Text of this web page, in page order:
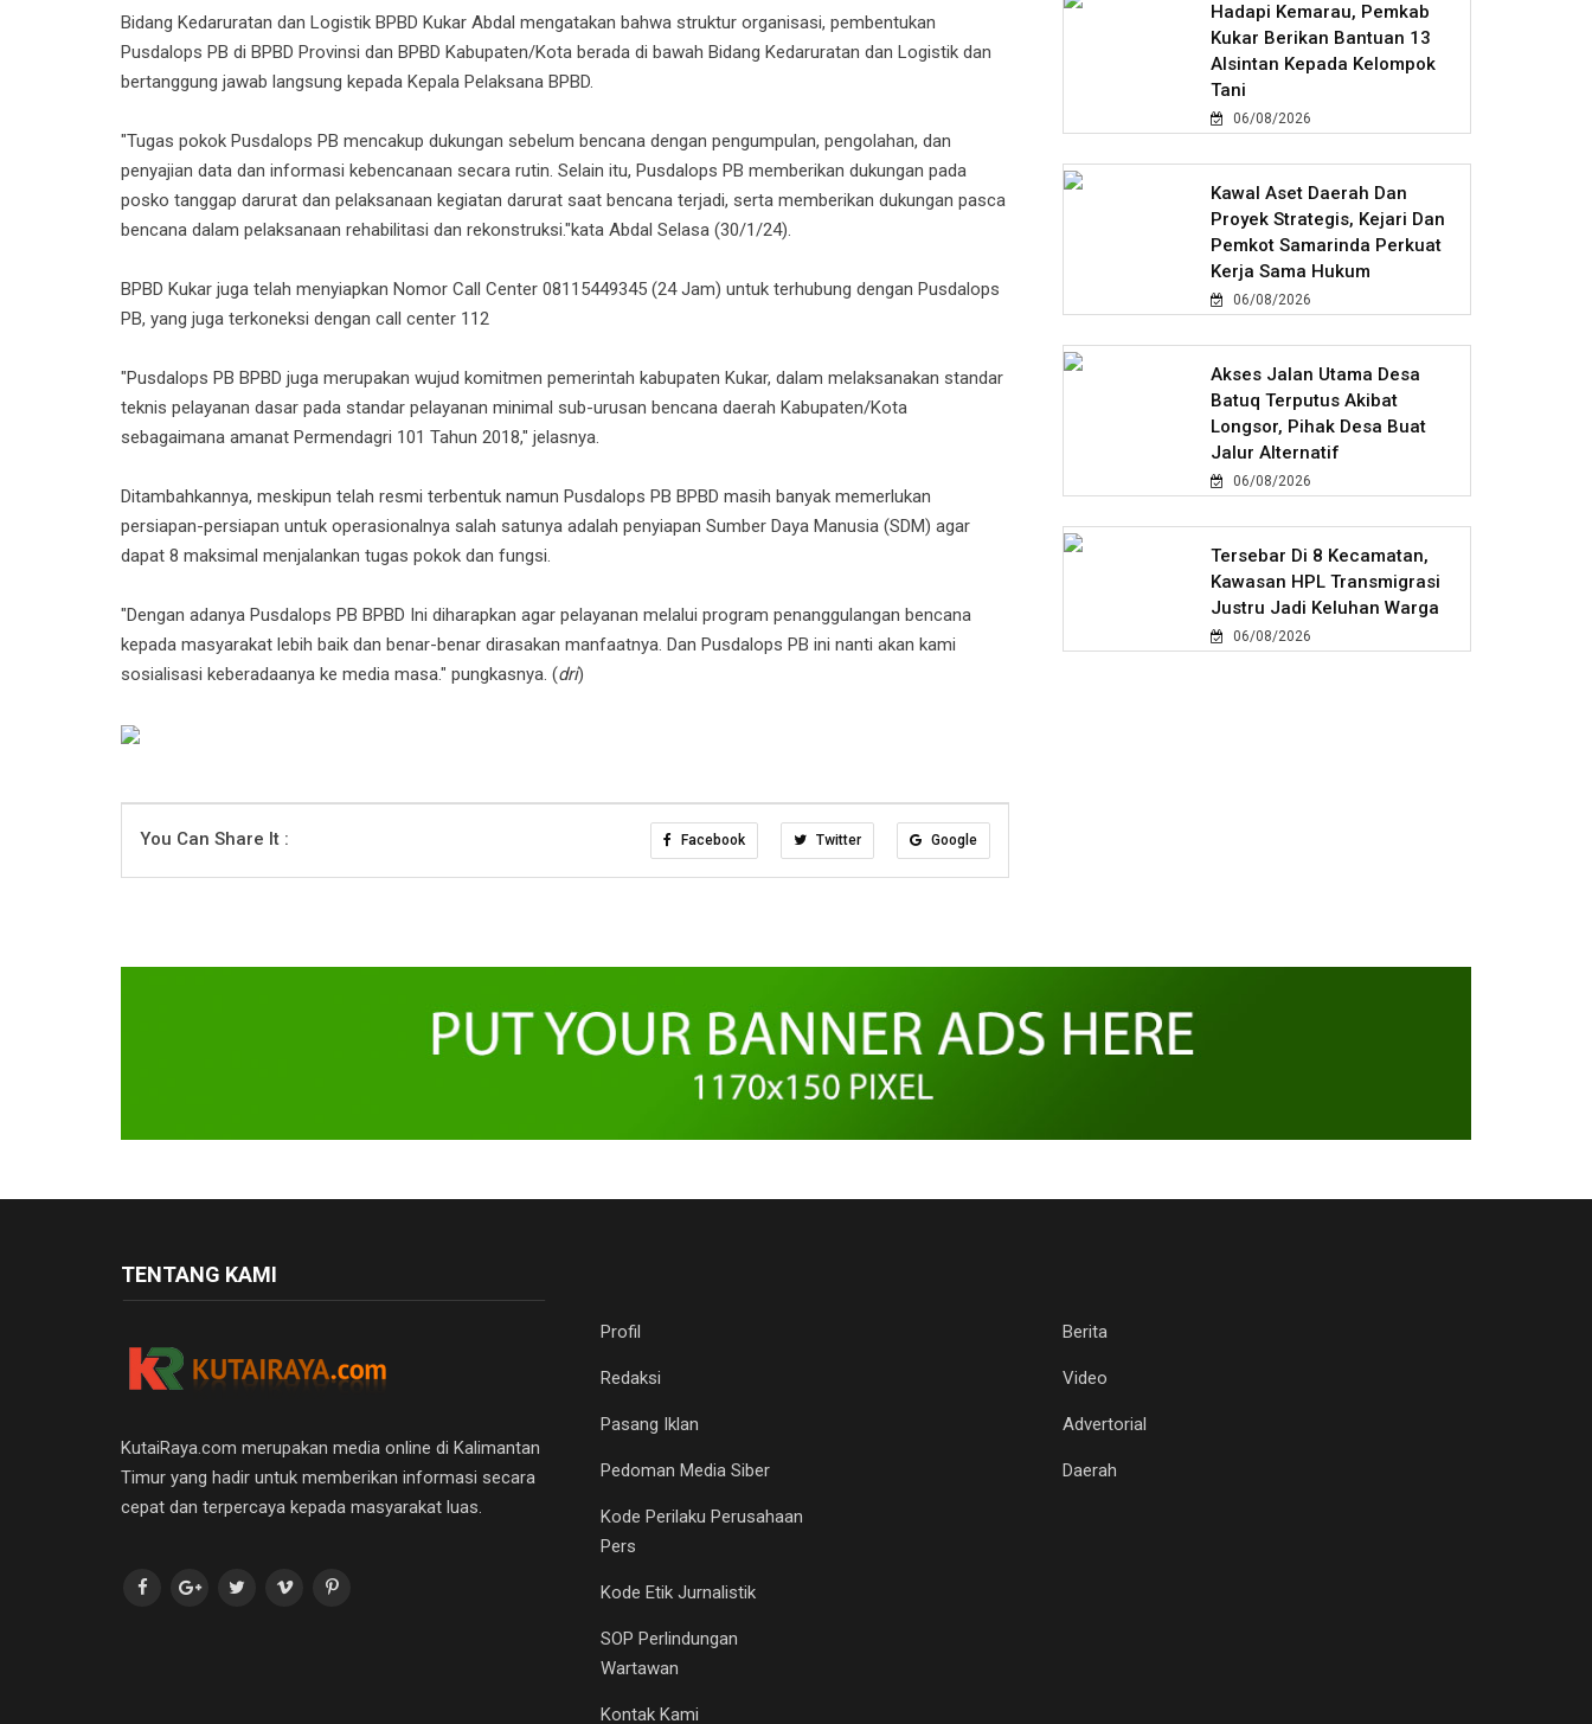
Bidang Kedaruratan dan Logistik BPBD Kukar Abdal mengatakan bahwa struktur organisasi, pembentukan
Pusdalops PB di BPBD Provinsi dan BPBD Kabupaten/Kota berada di bawah Bidang Kedaruratan dan Logistik dan
bertanggung jawab langsung kepada Kepala Pelaksana BPBD.
"Tugas pokok Pusdalops PB mencakup dukungan sebelum bencana dengan pengumpulan, pengolahan, dan
penyajian data dan informasi kebencanaan secara rutin. Selain itu, Pusdalops PB memberikan dukungan pada
posko tanggap darurat dan pelaksanaan kegiatan darurat saat bencana terjadi, serta memberikan dukungan pasca
bencana dalam pelaksanaan rehabilitasi dan rekonstruksi."kata Abdal Selasa (30/1/24).
BPBD Kukar juga telah menyiapkan Nomor Call Center 08115449345 (24 Jam) untuk terhubung dengan Pusdalops
PB, yang juga terkoneksi dengan call center 112
"Pusdalops PB BPBD juga merupakan wujud komitmen pemerintah kabupaten Kukar, dalam melaksanakan standar
teknis pelayanan dasar pada standar pelayanan minimal sub-urusan bencana daerah Kabupaten/Kota
sebagaimana amanat Permendagri 101 Tahun 2018," jelasnya.
Ditambahkannya, meskipun telah resmi terbentuk namun Pusdalops PB BPBD masih banyak memerlukan
persiapan-persiapan untuk operasionalnya salah satunya adalah penyiapan Sumber Daya Manusia (SDM) agar
dapat 8 maksimal menjalankan tugas pokok dan fungsi.
"Dengan adanya Pusdalops PB BPBD Ini diharapkan agar pelayanan melalui program penanggulangan bencana
kepada masyarakat lebih baik dan benar-benar dirasakan manfaatnya. Dan Pusdalops PB ini nanti akan kami
sosialisasi keberadaanya ke media masa." pungkasnya. (dri)
You Can Share It : Facebook Twitter Google
Hadapi Kemarau, Pemkab
Kukar Berikan Bantuan 13
Alsintan Kepada Kelompok
Tani
06/08/2026
Kawal Aset Daerah Dan
Proyek Strategis, Kejari Dan
Pemkot Samarinda Perkuat
Kerja Sama Hukum
06/08/2026
Akses Jalan Utama Desa
Batuq Terputus Akibat
Longsor, Pihak Desa Buat
Jalur Alternatif
06/08/2026
Tersebar Di 8 Kecamatan,
Kawasan HPL Transmigrasi
Justru Jadi Keluhan Warga
06/08/2026
TENTANG KAMI
KutaiRaya.com merupakan media online di Kalimantan
Timur yang hadir untuk memberikan informasi secara
cepat dan terpercaya kepada masyarakat luas.
Profil
Redaksi
Pasang Iklan
Pedoman Media Siber
Kode Perilaku Perusahaan
Pers
Kode Etik Jurnalistik
SOP Perlindungan
Wartawan
Kontak Kami
Berita
Video
Advertorial
Daerah